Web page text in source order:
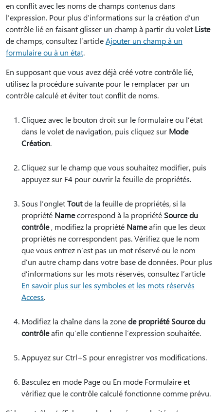
en conflit avec les noms de champs contenus dans
l’expression. Pour plus d’informations sur la création d’un
contrôle lié en faisant glisser un champ à partir du volet Liste
de champs, consultez l’articleAjouter un champ à un
formulaire ou à un état.
En supposant que vous avez déjà créé votre contrôle lié,
utilisez la procédure suivante pour le remplacer par un
contrôle calculé et éviter tout conflit de noms.
Cliquez avec le bouton droit sur le formulaire ou l’état
dans le volet de navigation, puis cliquez sur Mode
Création.
Cliquez sur le champ que vous souhaitez modifier, puis
appuyez sur F4 pour ouvrir la feuille de propriétés.
Sous l’ongletToutde la feuille de propriétés, si la
propriété Namecorrespond à la propriété Source du
contrôle, modifiez la propriété Nameafin que les deux
propriétés ne correspondent pas. Vérifiez que le nom
que vous entrez n’est pas un mot réservé ou le nom
d’un autre champ dans votre base de données. Pour plus
d’informations sur les mots réservés, consultez l’article
En savoir plus sur les symboles et les mots réservés
Access.
Modifiez la chaîne dans la zonede propriété Source du
contrôleafin qu’elle contienne l’expression souhaitée.
Appuyez sur Ctrl+S pour enregistrer vos modifications.
Basculez en mode Page ou En mode Formulaire et
vérifiez que le contrôle calculé fonctionne comme prévu.